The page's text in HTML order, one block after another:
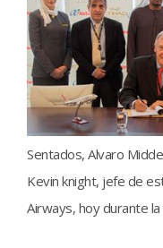
Sentados, Alvaro
Kevin knight, jefe de
Airways, hoy durante